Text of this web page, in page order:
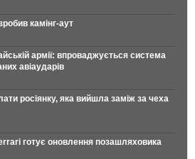
камінг-аут
армії: впроваджується система
авіаударів
росіянку, яка вийшла заміж за чеха
готує оновлення позашляховика